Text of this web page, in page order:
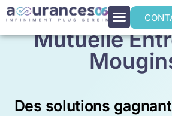
Mutuelle
Des solutions